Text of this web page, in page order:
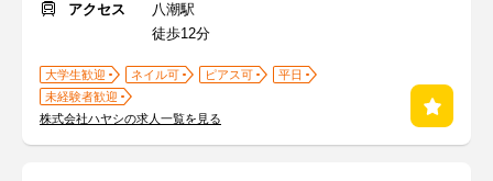
アクセス
八潮駅
徒歩12分
大学生歓迎 ネイル可 ピアス可
平日
未経験者歓迎
株式会社ハヤシの求人一覧を見る